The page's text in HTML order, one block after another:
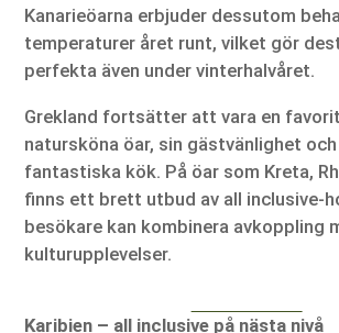
Kanarieöarna erbjuder dessutom
temperaturer året runt, vilket gör
perfekta även under vinterhalvåret.
Grekland fortsätter att vara en
natursköna öar, sin gästvänlighet
fantastiska kök. På öar som Kreta,
finns ett brett utbud av all inclusive-
besökare kan kombinera avkoppling
kulturupplevelser.
Karibien – all inclusive på nästa nivå